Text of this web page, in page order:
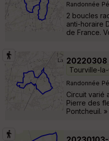
Randonnée
2 boucles
anti-horaire
de France.
20220308
Tourville-
Randonnée
Circuit varié
Pierre des
Pontcheuil. »